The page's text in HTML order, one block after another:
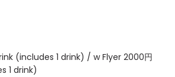
(includes 1 drink) / w Flyer 2000円
1 drink)